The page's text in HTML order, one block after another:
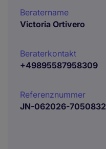
Beratername
Victoria Ortivero
Beraterkontakt
+49895587958309
Referenznummer
JN-062026-7050832